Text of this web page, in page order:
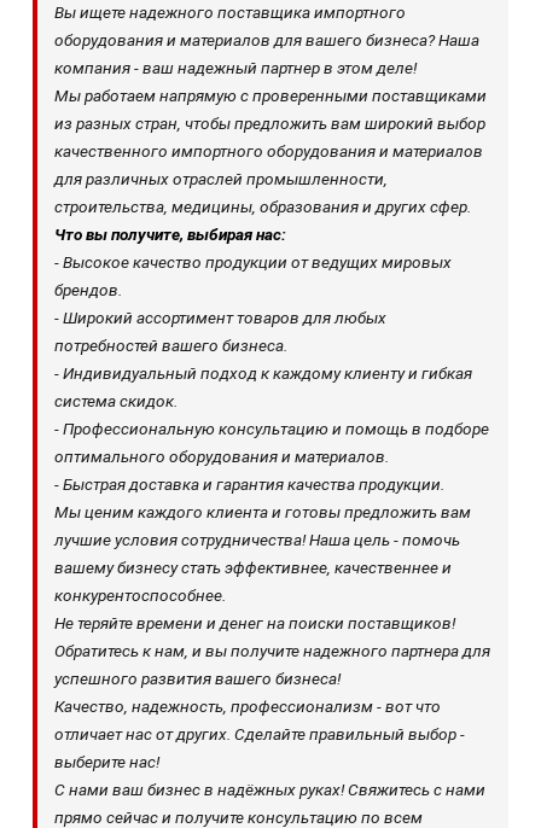
Вы ищете надежного поставщика импортного
оборудования и материалов для вашего бизнеса? Наша
компания - ваш надежный партнер в этом деле!
Мы работаем напрямую с проверенными поставщиками
из разных стран, чтобы предложить вам широкий выбор
качественного импортного оборудования и материалов
для различных отраслей промышленности,
строительства, медицины, образования и других сфер.
Что вы получите, выбирая нас:
- Высокое качество продукции от ведущих мировых
брендов.
- Широкий ассортимент товаров для любых
потребностей вашего бизнеса.
- Индивидуальный подход к каждому клиенту и гибкая
система скидок.
- Профессиональную консультацию и помощь в подборе
оптимального оборудования и материалов.
- Быстрая доставка и гарантия качества продукции.
Мы ценим каждого клиента и готовы предложить вам
лучшие условия сотрудничества! Наша цель - помочь
вашему бизнесу стать эффективнее, качественнее и
конкурентоспособнее.
Не теряйте времени и денег на поиски поставщиков!
Обратитесь к нам, и вы получите надежного партнера для
успешного развития вашего бизнеса!
Качество, надежность, профессионализм - вот что
отличает нас от других. Сделайте правильный выбор -
выберите нас!
С нами ваш бизнес в надёжных руках! Свяжитесь с нами
прямо сейчас и получите консультацию по всем